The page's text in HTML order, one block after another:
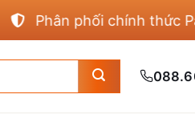
Phân phối chính thức